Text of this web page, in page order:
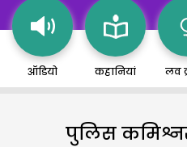
ऑडियो कहानियां लव
पुलिस